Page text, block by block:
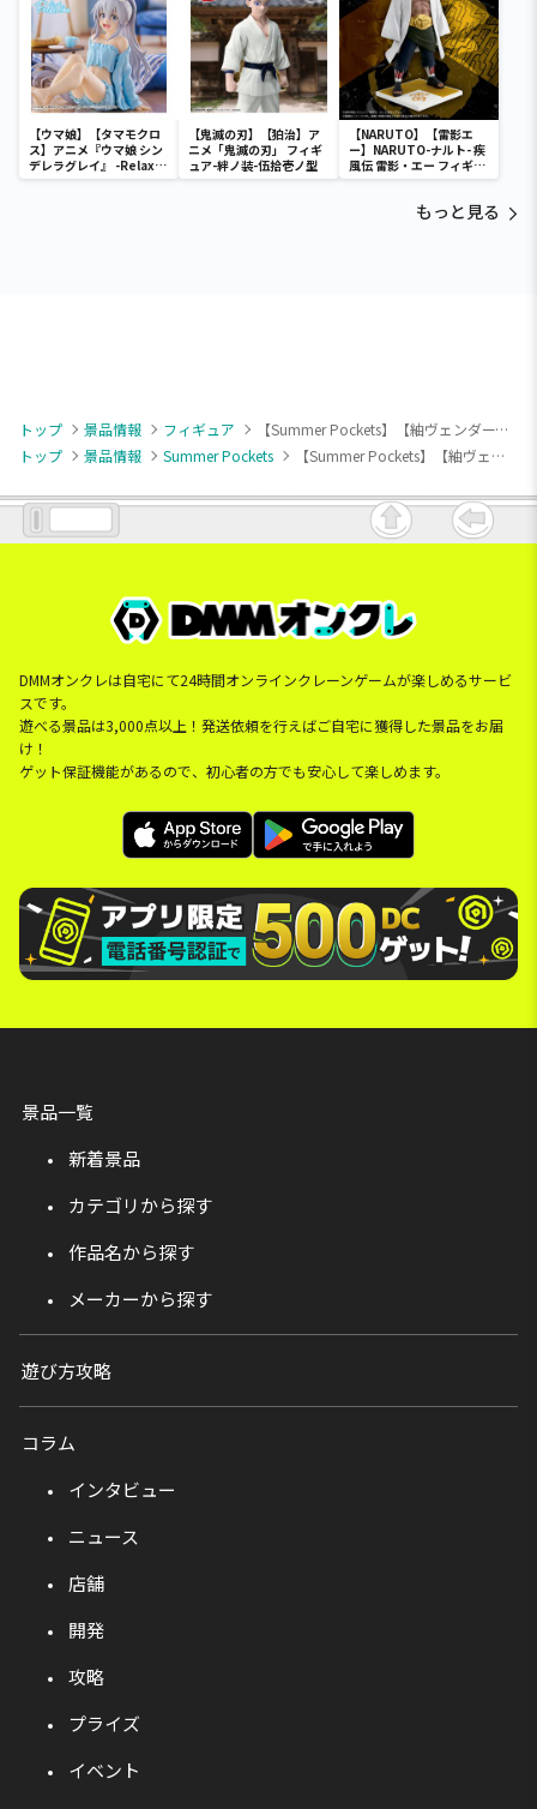
【ウマ娘】【タマモクロ
ス】アニメ『ウマ娘 シン
デレラグレイ』 -Relax
time-タマモクロス
【鬼滅の刃】【狛治】ア
ニメ「鬼滅の刃」 フィギ
ュア-絆ノ装-伍拾壱ノ型
【NARUTO】【雷影エ
ー】NARUTO-ナルト- 疾
風伝 雷影・エー フィギュ
ア～五影集結…!!～
もっと見る
トップ 景品情報 フィギュア
【Summer Pockets】【紬ヴェンダース】『Summer Pockets』 Luminasta “紬ヴェンダース”
トップ
景品情報 Summer Pockets 【Summer Pockets】【紬ヴェンダース】『Summer Pockets』 Luminasta “紬ヴェンダース”
DMMオンクレは自宅にて24時間オンラインクレーンゲームが楽しめるサービ
スです。
遊べる景品は3,000点以上！発送依頼を行えばご自宅に獲得した景品をお届
け！
ゲット保証機能があるので、初心者の方でも安心して楽しめます。
景品一覧
新着景品
カテゴリから探す
作品名から探す
メーカーから探す
遊び方攻略
コラム
インタビュー
ニュース
店舗
開発
攻略
プライズ
イベント